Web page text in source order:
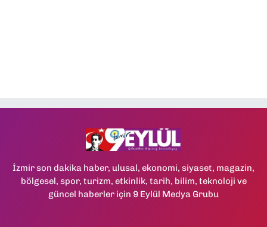
İzmir son dakika haber, ulusal, ekonomi, siyaset, magazin,
bölgesel, spor, turizm, etkinlik, tarih, bilim, teknoloji ve
güncel haberler için 9 Eylül Medya Grubu